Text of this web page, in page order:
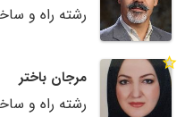
رشته راه و
مرجان باختر
رشته راه و